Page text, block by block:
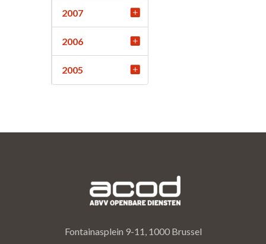
2007
2006
2005
Fontainasplein 9-11, 1000 Brussel